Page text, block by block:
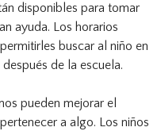
disponibles para tomar
ayuda. Los horarios
buscar al niño en
de la escuela.
pueden mejorar el
a algo. Los niños